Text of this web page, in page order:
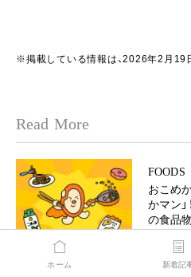
※掲載している情報は、2026年2月19
Read More
FOODS
おこめ
かマン
の食品物
ホーム 新着記